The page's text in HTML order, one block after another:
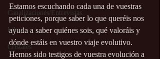
Canalizaciones/Entrevistas
Libros
Cristales
Estamos escuchando cada una de vuestras
peticiones, porque saber lo que queréis nos
ayuda a saber quiénes sois, qué valoráis y
dónde estáis en vuestro viaje evolutivo.
Hemos sido testigos de vuestra evolución a